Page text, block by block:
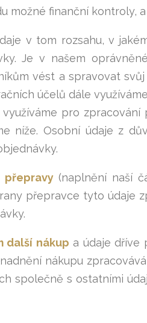
možné finanční kontroly,
v tom rozsahu, v
Je v našem
vést a spravovat
účelů dále
pro zpracování
níže. Osobní údaje z
přepravy(naplnění naší
přepravce tyto údaje
další nákup a údaje dříve
nákupu
společně s ostatními